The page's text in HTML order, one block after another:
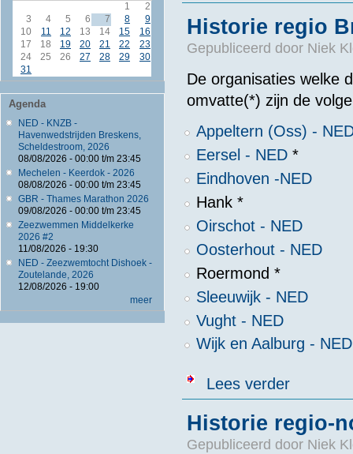
1
2
3
4 5 6 7 8
9
10
11 12 13 14 15
16
17
18 19 20 21 22
23
24
25 26 27 28 29
30
31
Agenda
NED - KNZB -
Havenwedstrijden Breskens,
Scheldestroom, 2026
08/08/2026 - 00:00t/m 23:45
Mechelen - Keerdok - 2026
08/08/2026 - 00:00t/m 23:45
GBR - Thames Marathon 2026
09/08/2026 - 00:00t/m 23:45
Zeezwemmen Middelkerke
2026 #2
11/08/2026 - 19:30
NED - Zeezwemtocht Dishoek -
Zoutelande, 2026
12/08/2026 - 19:00
meer
Historie regio
Gepubliceerd door Niek
De organisaties welke
omvatte(*) zijn de
Appeltern (Oss) -
Eersel - NED *
Eindhoven -NED
Hank *
Oirschot - NED
Oosterhout - NED
Roermond *
Sleeuwijk - NED
Vught - NED
Wijk en Aalburg -
Lees verderover Historie
Historie regio-
Gepubliceerd door Niek